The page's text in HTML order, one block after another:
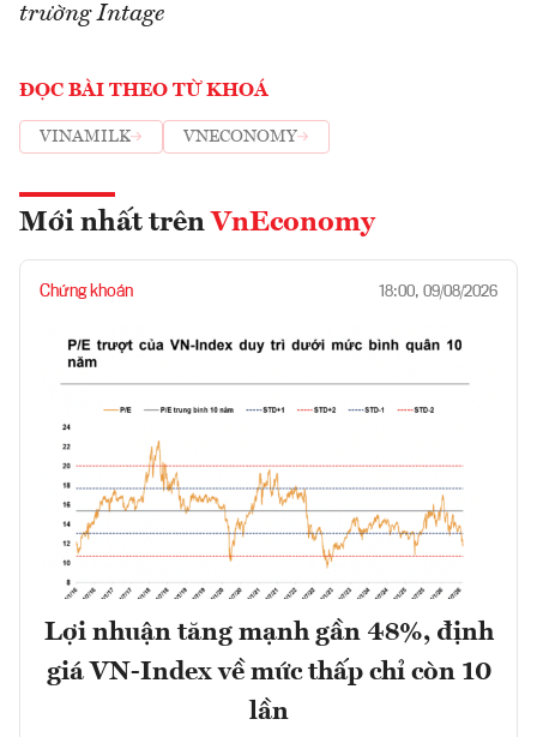
trường Intage
ĐỌC BÀI THEO TỪ KHOÁ
VINAMILK VNECONOMY
Mới nhất trên VnEconomy
Chứng khoán 18:00, 09/08/2026
Lợi nhuận tăng mạnh gần 48%, định
giá VN-Index về mức thấp chỉ còn 10
lần